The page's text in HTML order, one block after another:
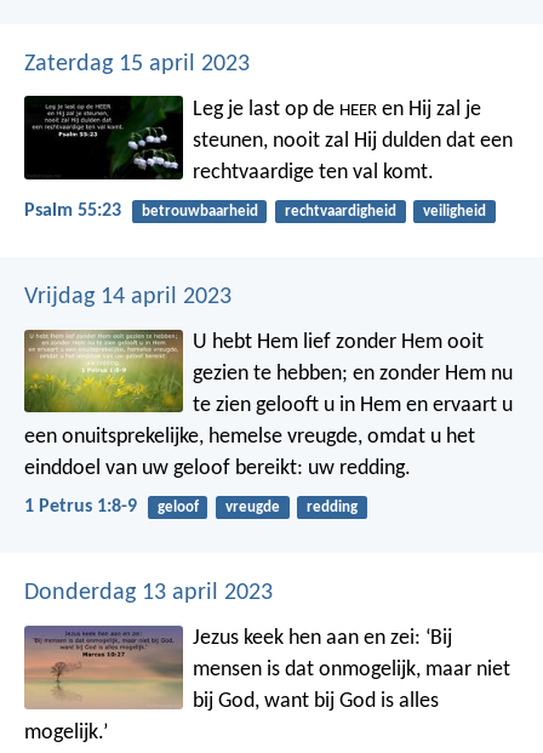
Zaterdag 15 april 2023
Leg je last op de HEER en Hij zal je
steunen, nooit zal Hij dulden dat een
rechtvaardige ten val komt.
Psalm 55:23 betrouwbaarheid rechtvaardigheid veiligheid
Vrijdag 14 april 2023
U hebt Hem lief zonder Hem ooit
gezien te hebben; en zonder Hem nu
te zien gelooft u in Hem en ervaart u
een onuitsprekelijke, hemelse vreugde, omdat u het
einddoel van uw geloof bereikt: uw redding.
1 Petrus 1:8-9 geloof vreugde redding
Donderdag 13 april 2023
Jezus keek hen aan en zei: ‘Bij
mensen is dat onmogelijk, maar niet
bij God, want bij God is alles
mogelijk.’